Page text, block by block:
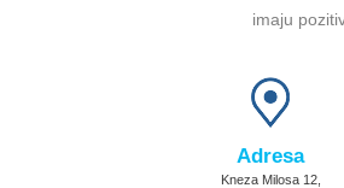
imaju
Adresa
Kneza Milosa 12,